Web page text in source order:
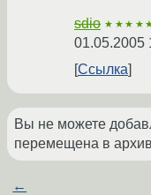
sdio
01.05.2005
Ссылка
Вы не можете
перемещена в
←